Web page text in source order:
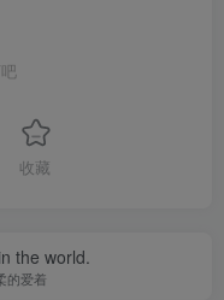
收藏
the world.
的爱着